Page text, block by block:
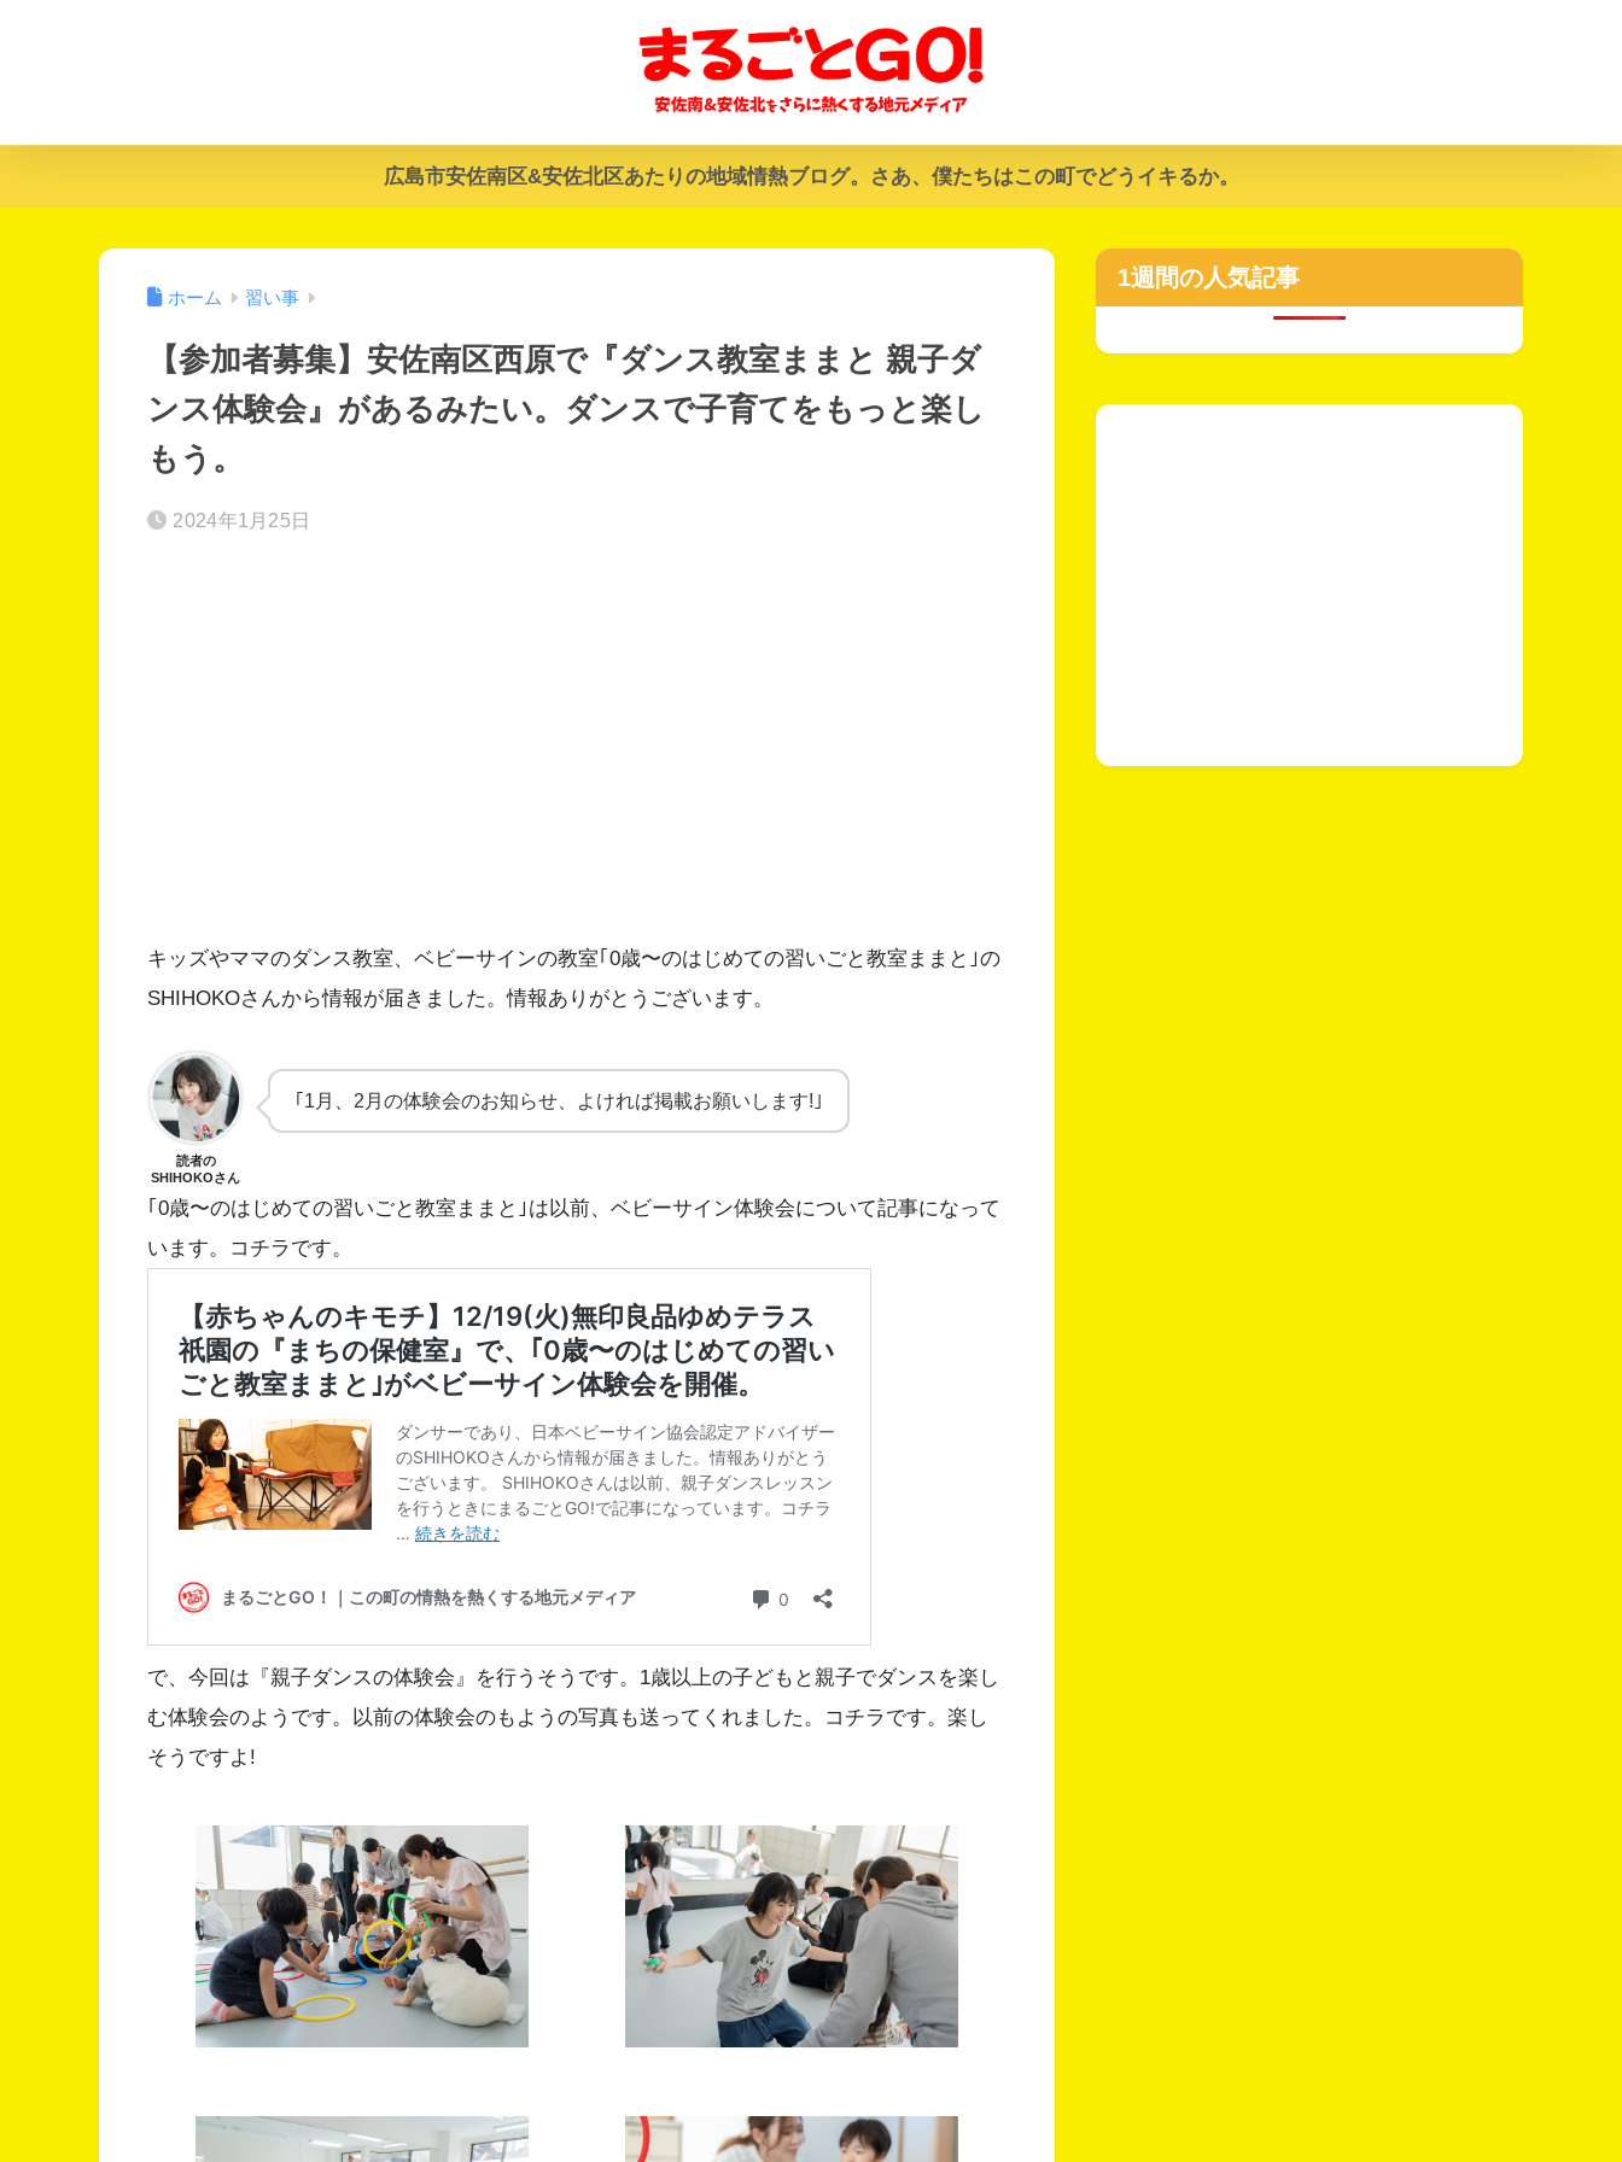
広島市安佐南区&安佐北区あたりの地域情熱ブログ。さあ、僕たちはこの町でどうイキるか。
ホーム 習い事
【参加者募集】安佐南区西原で『ダンス教室ままと 親子ダ
ンス体験会』があるみたい。ダンスで子育てをもっと楽し
もう。
2024年1月25日
キッズやママのダンス教室、ベビーサインの教室｢0歳〜のはじめての習いごと教室ままと｣の
SHIHOKOさんから情報が届きました。情報ありがとうございます。
読者の
SHIHOKOさん
｢1月、2月の体験会のお知らせ、よければ掲載お願いします!｣
｢0歳〜のはじめての習いごと教室ままと｣は以前、ベビーサイン体験会について記事になって
います。コチラです。
で、今回は『親子ダンスの体験会』を行うそうです。1歳以上の子どもと親子でダンスを楽し
む体験会のようです。以前の体験会のもようの写真も送ってくれました。コチラです。楽し
そうですよ!
1週間の人気記事